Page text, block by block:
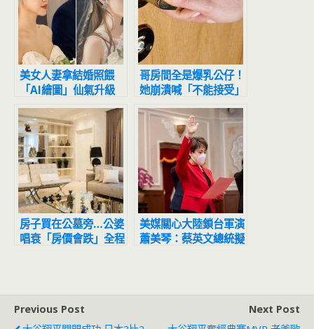
美女人妻拿結婚照餵
「AI繪圖」仙氣升級
新郎卻變這樣…網笑
翻：真的只是背景
哥房間全是爆乳公仔！
她崩潰喊「不能接受」
網：比你值錢
房子買在公墓旁…公婆
唱衰「房價會跌」全程
美媒關心大陸鎖台軍演
蕭美琴：蔡英文總統擬
Previous Post
Next Post